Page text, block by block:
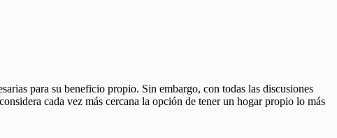
para su beneficio propio. Sin embargo, con todas las discusiones
cada vez más cercana la opción de tener un hogar propio lo más